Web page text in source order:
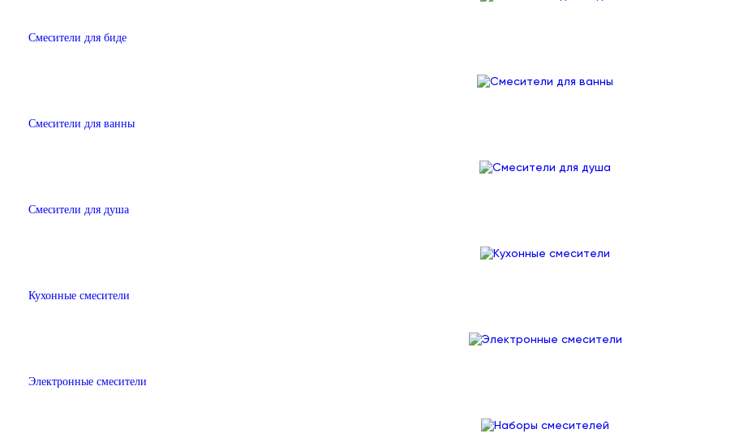
Смесители для биде
Смесители для ванны
Смесители для душа
Кухонные смесители
Электронные смесители